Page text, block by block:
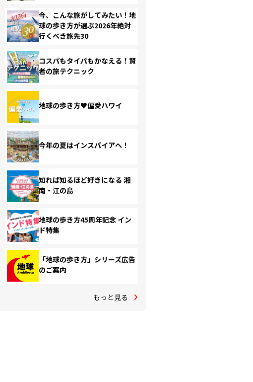
今、こんな旅がしてみたい！地
球の歩き方が選ぶ2026年絶対
行くべき旅先30
コスパもタイパもかなえる！賢
者の旅テクニック
地球の歩き方♥偏愛ハワイ
今年の夏はインスパイアへ！
知れば知るほど好きになる 湘
南・江の島
地球の歩き方45周年記念 イン
ド特集
「地球の歩き方」シリーズ広告
のご案内
もっと見る